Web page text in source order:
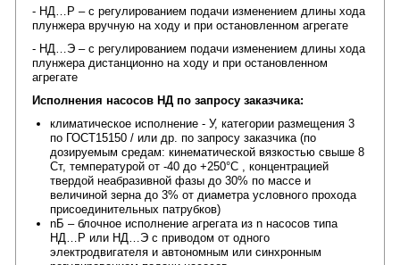
- НД…Р – с регулированием подачи изменением длины хода
плунжера вручную на ходу и при остановленном агрегате
- НД…Э – с регулированием подачи изменением длины хода
плунжера дистанционно на ходу и при остановленном
агрегате
Исполнения насосов НД по запросу заказчика:
климатическое исполнение - У, категории размещения 3
по ГОСТ15150 / или др. по запросу заказчика (по
дозируемым средам: кинематической вязкостью свыше 8
Ст, температурой от -40 до +250°С , концентрацией
твердой неабразивной фазы до 30% по массе и
величиной зерна до 3% от диаметра условного прохода
присоединительных патрубков)
nБ – блочное исполнение агрегата из n насосов типа
НД…Р или НД…Э с приводом от одного
электродвигателя и автономным или синхронным